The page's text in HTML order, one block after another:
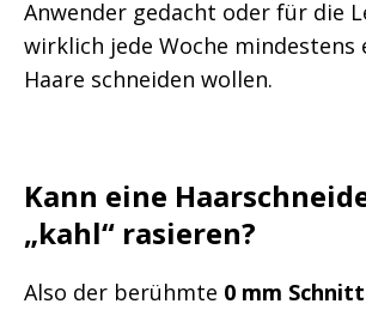
Anwender gedacht oder für die
wirklich jede Woche mindestens
Haare schneiden wollen.
Kann eine
„kahl“ rasieren?
Also der berühmte 0 mm Schnitt